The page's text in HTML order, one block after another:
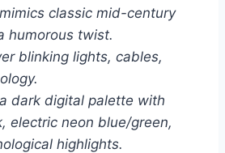
classic mid-century
humorous twist.
blinking lights, cables,
dark digital palette with
electric neon blue/green,
highlights.